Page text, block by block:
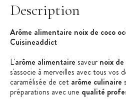
Description
Arôme alimentaire noix de coco
Cuisineaddict
L'arôme alimentaire saveur noix
s'associe à merveilles avec tous vos
caramélisée de cet arôme culinaire
préparations avec une qualité